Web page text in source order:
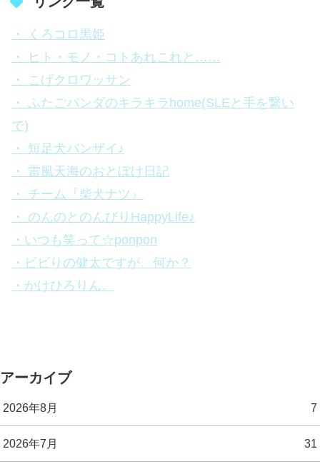
・ くろコロ黒姫
・ ヒト・モノ・コトあれこれと……
・ こげクロワッサン
・ ふたごパンダのキラキラhome(SLEと手を繋い
で)
・ 短足犬バンザイ♪
・ 雷風天海のおとぼけ日記
・ チーム『柴犬ナツ』
・ のんのとのんびりHappyLife♪
・いつも笑って☆ponpon
・ビビりの健太ですが、何か？
・かけひろりん。
アーカイブ
2026年8月 7
2026年7月 31